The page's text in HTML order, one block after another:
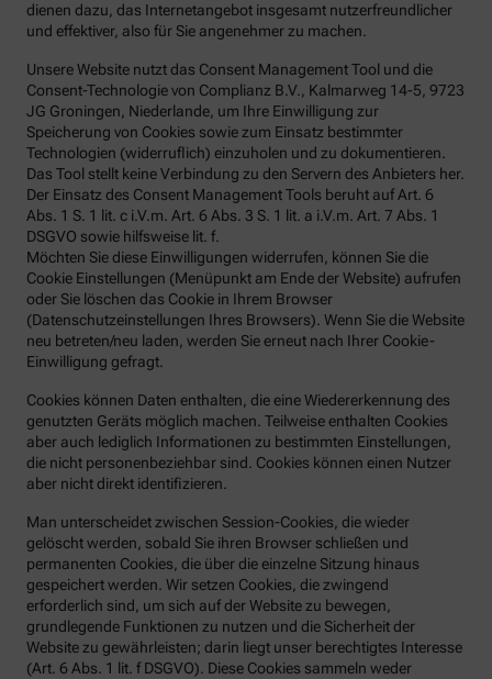
dienen dazu, das Internetangebot insgesamt nutzerfreundlicher
und effektiver, also für Sie angenehmer zu machen.
Unsere Website nutzt das Consent Management Tool und die
Consent-Technologie von Complianz B.V., Kalmarweg 14-5, 9723
JG Groningen, Niederlande, um Ihre Einwilligung zur
Speicherung von Cookies sowie zum Einsatz bestimmter
Technologien (widerruflich) einzuholen und zu dokumentieren.
Das Tool stellt keine Verbindung zu den Servern des Anbieters her.
Der Einsatz des Consent Management Tools beruht auf Art. 6
Abs. 1 S. 1 lit. c i.V.m. Art. 6 Abs. 3 S. 1 lit. a i.V.m. Art. 7 Abs. 1
DSGVO sowie hilfsweise lit. f.
Möchten Sie diese Einwilligungen widerrufen, können Sie die
Cookie Einstellungen (Menüpunkt am Ende der Website) aufrufen
oder Sie löschen das Cookie in Ihrem Browser
(Datenschutzeinstellungen Ihres Browsers). Wenn Sie die Website
neu betreten/neu laden, werden Sie erneut nach Ihrer Cookie-
Einwilligung gefragt.
Cookies können Daten enthalten, die eine Wiedererkennung des
genutzten Geräts möglich machen. Teilweise enthalten Cookies
aber auch lediglich Informationen zu bestimmten Einstellungen,
die nicht personenbeziehbar sind. Cookies können einen Nutzer
aber nicht direkt identifizieren.
Man unterscheidet zwischen Session-Cookies, die wieder
gelöscht werden, sobald Sie ihren Browser schließen und
permanenten Cookies, die über die einzelne Sitzung hinaus
gespeichert werden. Wir setzen Cookies, die zwingend
erforderlich sind, um sich auf der Website zu bewegen,
grundlegende Funktionen zu nutzen und die Sicherheit der
Website zu gewährleisten; darin liegt unser berechtigtes Interesse
(Art. 6 Abs. 1 lit. f DSGVO). Diese Cookies sammeln weder